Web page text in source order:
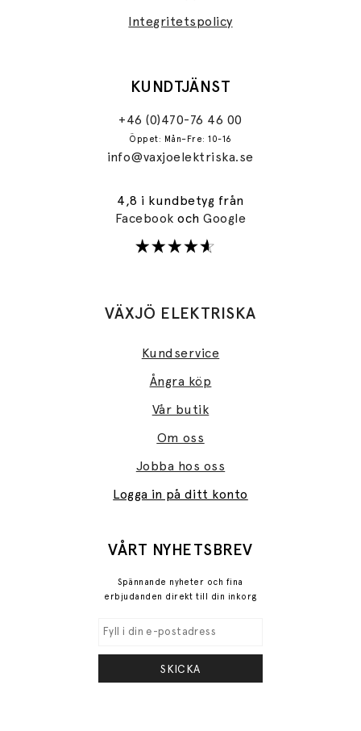
Integritetspolicy
KUNDTJÄNST
+46 (0)470-76 46 00
Öppet: Mån–Fre: 10-16
info@vaxjoelektriska.se
4,8 i kundbetyg från
FacebookochGoogle
VÄXJÖ ELEKTRISKA
Kundservice
Ångra köp
Vår butik
Om oss
Jobba hos oss
Logga in på ditt konto
VÅRT NYHETSBREV
Spännande nyheter och fina
erbjudanden direkt till din inkorg
SKICKA